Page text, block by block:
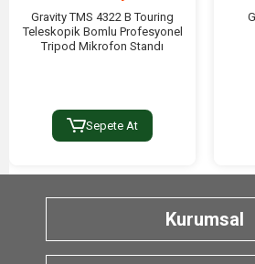
Gravity TMS 4322 B Touring
Teleskopik Bomlu Profesyonel
Tripod Mikrofon Standı
Sepete At
Kurumsal